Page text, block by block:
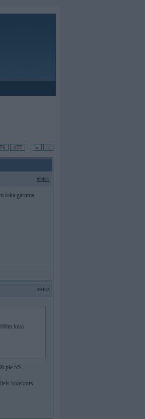
477 » »|
#9481
loka garums
#9482
loka
pie SS...
kolektors